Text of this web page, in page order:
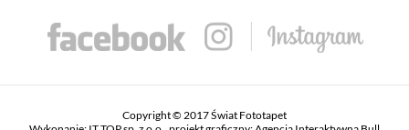
Copyright © 2017 Świat Fototapet